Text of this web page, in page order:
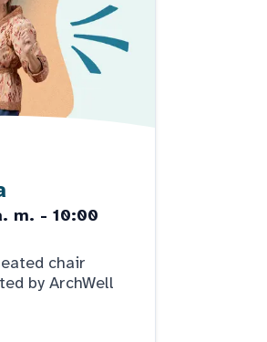
m. - 10:00
chair
by ArchWell